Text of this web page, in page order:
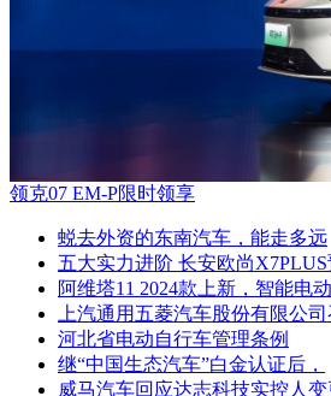
领克07 EM-P限时领享
蜕去外资的东南汽车，能走多远
五大实力进阶 长安欧尚X7PLUS
阿维塔11 2024款上新，智能电
上汽通用五菱汽车股份有限公司
河北省电动自行车管理条例
继“中国生态汽车”白金认证后，
威马汽车回应达志科技实控人变